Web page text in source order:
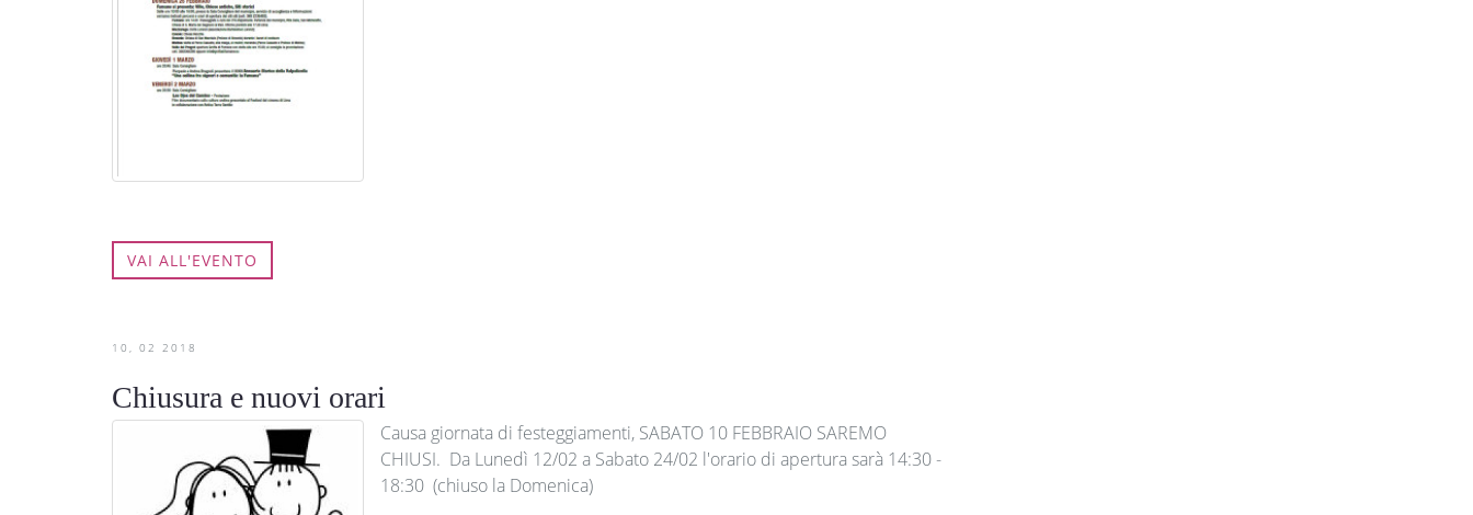
VAI ALL'EVENTO
10 02 2018
Chiusura e nuovi orari
Causa giornata di festeggiamenti, SABATO 10 FEBBRAIO SAREMO
CHIUSI. Da Lunedì 12/02 a Sabato 24/02 l'orario di apertura sarà 14:30 -
18:30 (chiuso la Domenica)